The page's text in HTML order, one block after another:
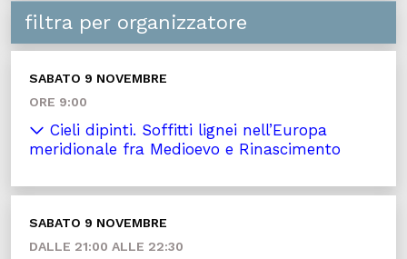
filtra per organizzatore
SABATO 9 NOVEMBRE
ORE 9:00
Cieli dipinti. Soffitti lignei nell’Europa
meridionale fra Medioevo e Rinascimento
SABATO 9 NOVEMBRE
DALLE 21:00 ALLE 22:30